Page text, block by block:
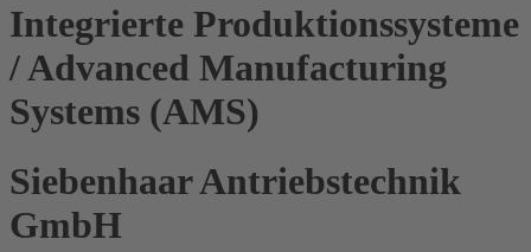
Integrierte Produktionssysteme
/ Advanced Manufacturing
Systems (AMS)
Siebenhaar Antriebstechnik
GmbH